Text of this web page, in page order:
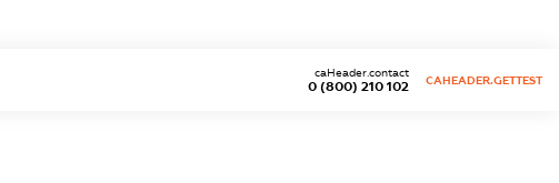
0 (800) 210 102
caHeader.contact
CAHEADER.GETTEST